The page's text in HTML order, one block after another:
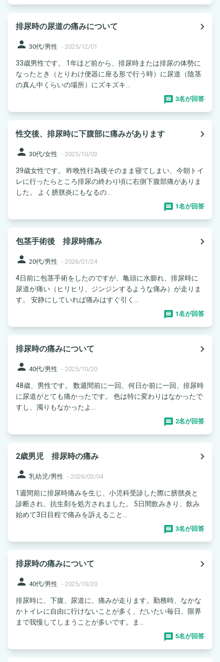
排尿時の尿道の痛みについて
navigate_next
person 30代/男性 - 2025/12/01
33歳男性です。 1年ほど前から、排尿時または排尿の体勢に
なったとき（とりわけ便器に座る形で行う時）に尿道（陰茎
の真ん中くらいの場所）にズキズキ...
3名が回答
性交後、排尿時に下腹部に痛みがあります
navigate_next
person 30代/女性 - 2025/10/03
39歳女性です。 昨晩性行為後そのまま寝てしまい、今朝トイ
レに行ったらところ排尿の終わり頃に右側下腹部痛がありま
した。 よく膀胱炎にもなるの...
1名が回答
包茎手術後 排尿時痛み
navigate_next
person 20代/男性 - 2026/01/24
4日前に包茎手術をしたのですが、亀頭に水膨れ、排尿時に
尿道が痛い（ヒリヒリ、ジンジンするような痛み）が走りま
す。 安静にしていれば痛みはすぐ引く...
1名が回答
排尿時の痛みについて
navigate_next
person 40代/男性 - 2025/10/20
48歳、男性です。 数週間前に一回、何日か前に一回、排尿時
に尿道がとても痛かったです。 色は特に変わりはなかったで
すし、濁りもなかったよ...
2名が回答
2歳男児 排尿時の痛み
navigate_next
person 乳幼児/男性 - 2026/03/04
1週間前に排尿時痛みを生じ、小児科受診した際に膀胱炎と
診断され、抗生剤を処方されました。 5日間飲みきり、飲み
始めて3日目程で痛みを訴えること...
3名が回答
排尿時の痛みについて
navigate_next
person 40代/男性 - 2025/10/20
排尿時に、下腹、尿道に、痛みが走ります。勤務時、なかな
かトイレに自由に行けないことが多く、だいたい毎日、限界
まで我慢してしまうことが多いです。ま...
5名が回答